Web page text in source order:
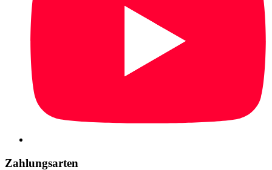
Zahlungsarten